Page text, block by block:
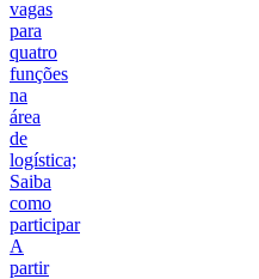
vagas
para
quatro
funções
na
área
de
logística;
Saiba
como
participar
A
partir